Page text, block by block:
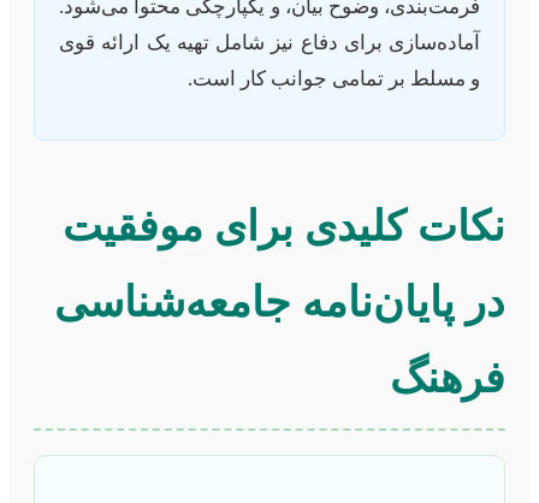
فرمت‌بندی، وضوح بیان، و یکپارچگی محتوا می‌شود.
آماده‌سازی برای دفاع نیز شامل تهیه یک ارائه قوی
و مسلط بر تمامی جوانب کار است.
نکات کلیدی برای موفقیت
در پایان‌نامه جامعه‌شناسی
فرهنگ